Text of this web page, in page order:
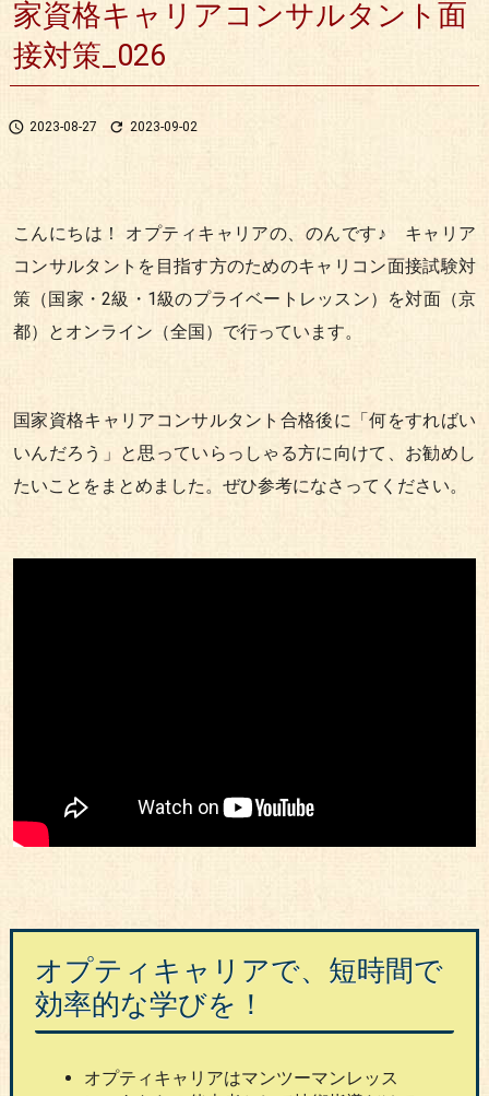
家資格キャリアコンサルタント面
接対策_026
 2023-08-27  2023-09-02
こんにちは！ オプティキャリアの、のんです♪ キャリア
コンサルタントを目指す方のためのキャリコン面接試験対
策（国家・2級・1級のプライベートレッスン）を対面（京
都）とオンライン（全国）で行っています。
国家資格キャリアコンサルタント合格後に「何をすればい
いんだろう」と思っていらっしゃる方に向けて、お勧めし
たいことをまとめました。ぜひ参考になさってください。
オプティキャリアで、短時間で
効率的な学びを！
オプティキャリアはマンツーマンレッス